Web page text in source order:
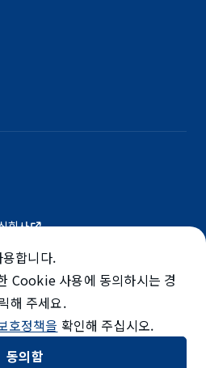
회사
다.합니다.
Cookie 사용에 동의하시는 경
해 주세요.
호정책을 확인해 주십시오.
동의함